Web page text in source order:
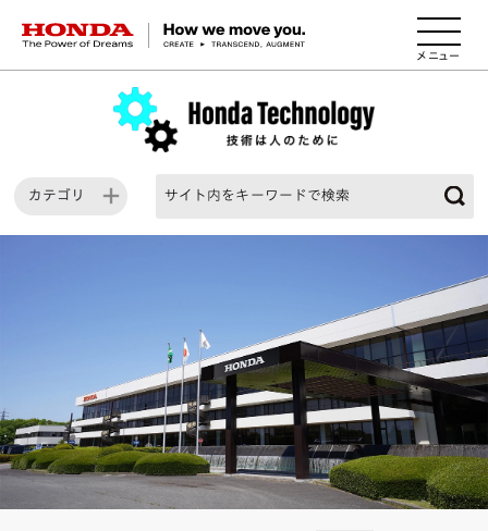
HONDA The Power of Dreams
カテゴリ